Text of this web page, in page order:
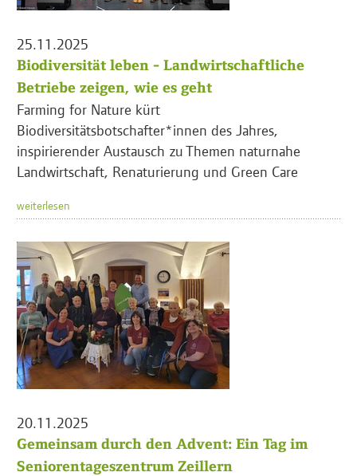
25.11.2025
Biodiversität leben - Landwirtschaftliche
Betriebe zeigen, wie es geht
Farming for Nature kürt
Biodiversitätsbotschafter*innen des Jahres,
inspirierender Austausch zu Themen naturnahe
Landwirtschaft, Renaturierung und Green Care
weiterlesen
20.11.2025
Gemeinsam durch den Advent: Ein Tag im
Seniorentageszentrum Zeillern